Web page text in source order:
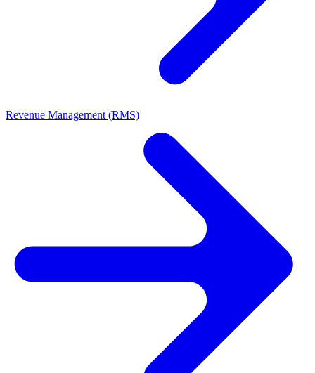
Revenue Management (RMS)